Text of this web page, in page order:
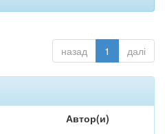
назад 1 далі
Автор(и)